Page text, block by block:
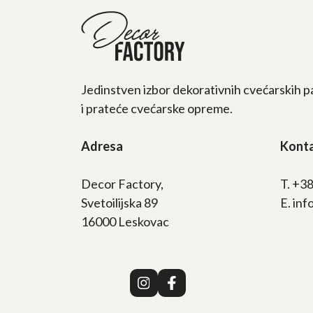
Jedinstven izbor dekorativnih cvećarskih
i prateće cvećarske opreme.
Adresa
Decor Factory,
Svetoilijska 89
16000 Leskovac
T.
E.